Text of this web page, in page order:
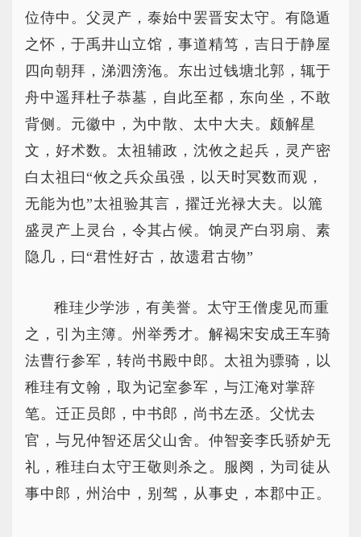
位侍中。父灵产，泰始中罢晋安太守。有隐遁
之怀，于禹井山立馆，事道精笃，吉日于静屋
四向朝拜，涕泗滂沲。东出过钱塘北郭，辄于
舟中遥拜杜子恭墓，自此至都，东向坐，不敢
背侧。元徽中，为中散、太中大夫。颇解星
文，好术数。太祖辅政，沈攸之起兵，灵产密
白太祖曰“攸之兵众虽强，以天时冥数而观，
无能为也”太祖验其言，擢迁光禄大夫。以簏
盛灵产上灵台，令其占候。饷灵产白羽扇、素
隐几，曰“君性好古，故遗君古物”
稚珪少学涉，有美誉。太守王僧虔见而重
之，引为主簿。州举秀才。解褐宋安成王车骑
法曹行参军，转尚书殿中郎。太祖为骠骑，以
稚珪有文翰，取为记室参军，与江淹对掌辞
笔。迁正员郎，中书郎，尚书左丞。父忧去
官，与兄仲智还居父山舍。仲智妾李氏骄妒无
礼，稚珪白太守王敬则杀之。服阕，为司徒从
事中郎，州治中，别驾，从事史，本郡中正。